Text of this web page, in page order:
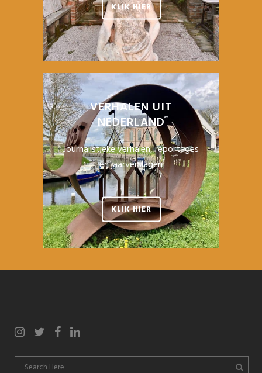
KLIK HIER
VERHALEN UIT
NEDERLAND
Journalistieke verhalen, reportages
en jaarverslagen
KLIK HIER